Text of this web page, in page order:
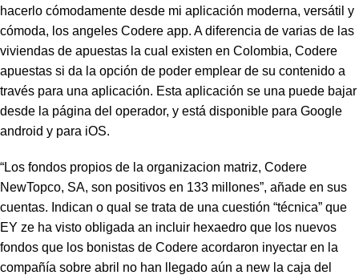
hacerlo cómodamente desde mi aplicación moderna, versátil y
cómoda, los angeles Codere app. A diferencia de varias de las
viviendas de apuestas la cual existen en Colombia, Codere
apuestas si da la opción de poder emplear de su contenido a
través para una aplicación. Esta aplicación se una puede bajar
desde la página del operador, y está disponible para Google
android y para iOS.
“Los fondos propios de la organizacion matriz, Codere
NewTopco, SA, son positivos en 133 millones”, añade en sus
cuentas. Indican o qual se trata de una cuestión “técnica” que
EY ze ha visto obligada an incluir hexaedro que los nuevos
fondos que los bonistas de Codere acordaron inyectar en la
compañía sobre abril no han llegado aún a new la caja del